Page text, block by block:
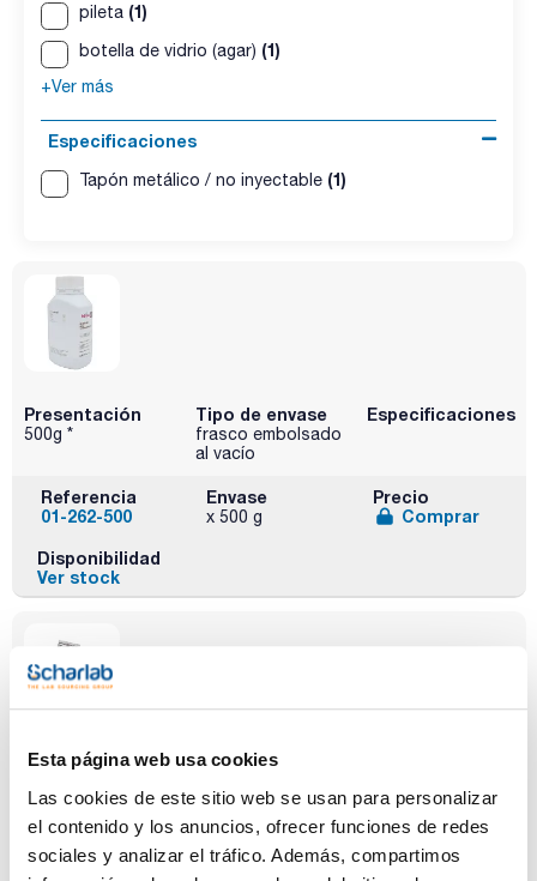
Esta página web usa cookies
Las cookies de este sitio web se usan para personalizar
el contenido y los anuncios, ofrecer funciones de redes
sociales y analizar el tráfico. Además, compartimos
pileta (1)
botella de vidrio (agar) (1)
+Ver más
Especificaciones
Tapón metálico / no inyectable (1)
Presentación
500g *
Tipo de envase
frasco embolsado
al vacío
Especificaciones
Referencia
01-262-500
Envase
x 500 g
Precio
Comprar
Disponibilidad
Ver stock
Presentación Tipo de envase
sobres de medio
deshidratado
(para preparar
500 ml con cada